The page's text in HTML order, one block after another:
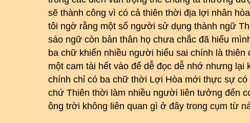
sẽ thành công vì có cả thiên thời địa lợi nhân hòa
tôi ngờ rằng một số người sử dụng thành ngữ
sáo ngữ còn bản thân họ chưa chắc đã hiểu
ba chữ khiến nhiều người hiểu sai chính là thiên
một cam tài hết vào để dễ đọc dễ nhớ nhưng
chính chỉ có ba chữ thời Lợi Hòa mới thực sự có
chứ Thiên thời làm nhiều người liên tưởng đến
ông trời không liên quan gì ở đây trong cụm từ